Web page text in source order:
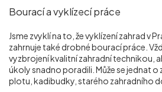
Bourací a vyklízecí práce
Jsme zvyklí na to, že vyklízení zahrad v
zahrnuje také drobné bourací práce.
vyzbrojení kvalitní zahradní technikou,
úkoly snadno poradili. Může se jednat o
plotu, kadibudky, starého zahradního